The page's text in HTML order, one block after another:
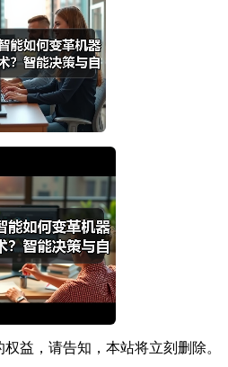
益，请告知，本站将立刻删除。